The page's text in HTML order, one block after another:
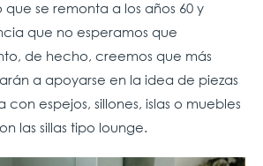
se remonta a los años 60 y
que no esperamos que
de hecho, creemos que más
a apoyarse en la idea de piezas
con espejos, sillones, islas o muebles
las sillas tipo lounge.